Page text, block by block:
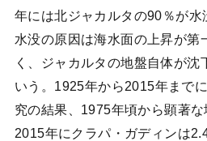
年には北ジャカルタの90％が水
水没の原因は海水面の上昇が第
く、ジャカルタの地盤自体が沈
いう。1925年から2015年まで
究の結果、1975年頃から顕著な
2015年にクラパ・ガディンは